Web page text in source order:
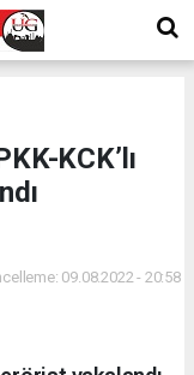
KCK’lı
09.08.2022 - 20:58